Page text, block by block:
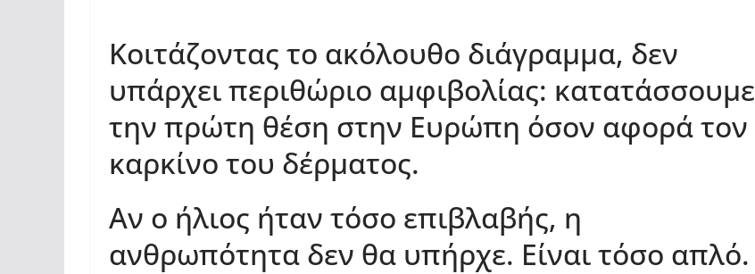
Κοιτάζοντας το ακόλουθο διάγραμμα, δεν
υπάρχει περιθώριο αμφιβολίας: κατατάσσουμε
την πρώτη θέση στην Ευρώπη όσον αφορά τον
καρκίνο του δέρματος.
Αν ο ήλιος ήταν τόσο επιβλαβής, η
ανθρωπότητα δεν θα υπήρχε. Είναι τόσο απλό.